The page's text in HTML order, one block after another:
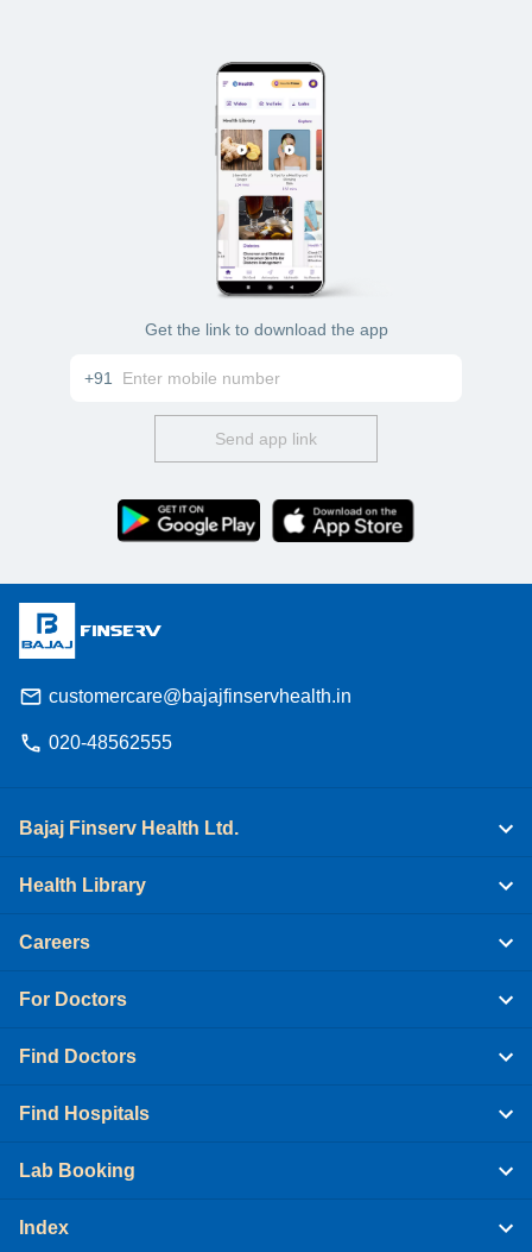
Get the link to download the app
+91
Send app link
customercare@bajajfinservhealth.in
020-48562555
Bajaj Finserv Health Ltd.
Health Library
Careers
For Doctors
Find Doctors
Find Hospitals
Lab Booking
Index